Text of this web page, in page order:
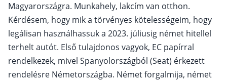
Magyarországra. Munkahely, lakcím van otthon.
Kérdésem, hogy mik a törvényes kötelességeim, hogy
legálisan használhassuk a 2023. júliusig német hitellel
terhelt autót. Első tulajdonos vagyok, EC papírral
rendelkezek, mivel Spanyolországból (Seat) érkezett
rendelésre Németországba. Német forgalmija, német